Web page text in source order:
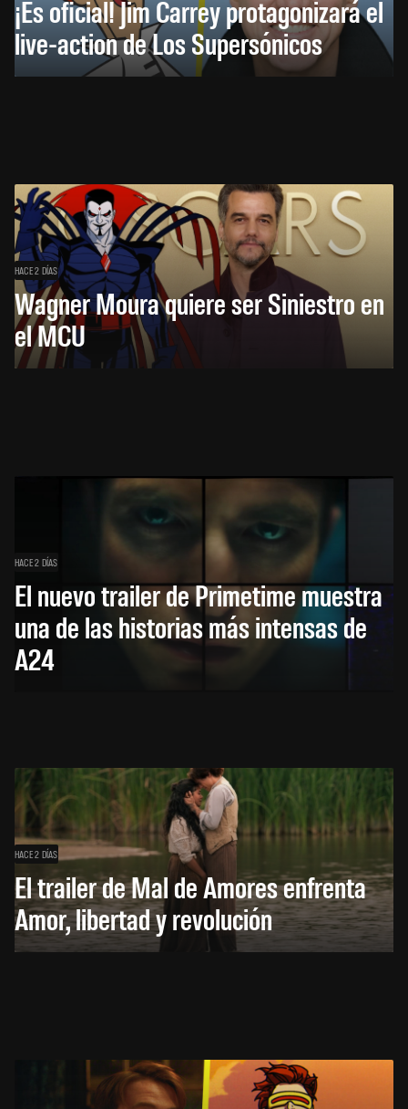
¡Es oficial! Jim Carrey protagonizará el
live-action de Los Supersónicos
HACE 2 DÍAS
Wagner Moura quiere ser Siniestro en
el MCU
HACE 2 DÍAS
El nuevo trailer de Primetime muestra
una de las historias más intensas de
A24
HACE 2 DÍAS
El trailer de Mal de Amores enfrenta
Amor, libertad y revolución